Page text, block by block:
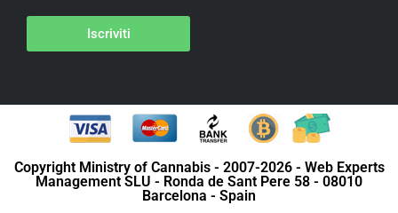
Iscriviti
Copyright Ministry of Cannabis - 2007-2026 - Web Experts
Management SLU - Ronda de Sant Pere 58 - 08010
Barcelona - Spain